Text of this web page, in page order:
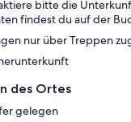
bitte die
findest du auf der
nur über Treppen
des Ortes
gelegen